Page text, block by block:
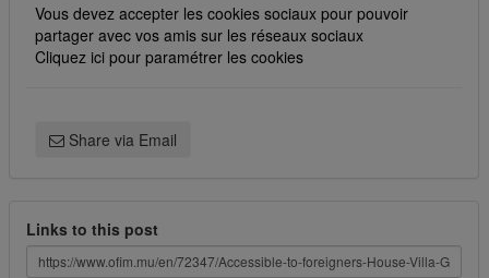
Vous devez accepter les cookies sociaux pour pouvoir
partager avec vos amis sur les réseaux sociaux
Cliquez ici pour paramétrer les cookies
Share via Email
Links to this post